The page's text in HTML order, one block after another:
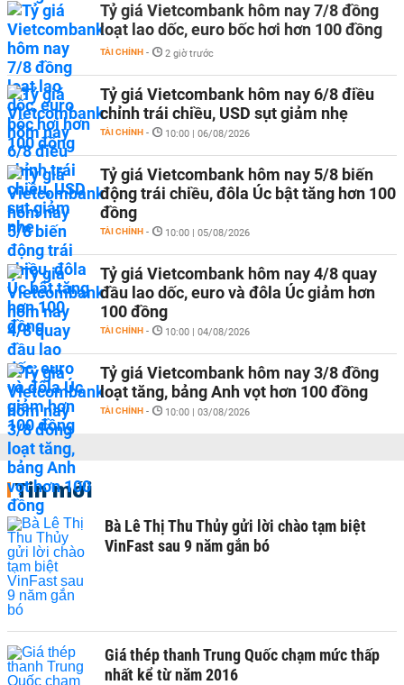
Tỷ giá Vietcombank hôm nay 7/8 đồng
loạt lao dốc, euro bốc hơi hơn 100 đồng
TÀI CHÍNH - 2 giờ trước
Tỷ giá Vietcombank hôm nay 6/8 điều
chỉnh trái chiều, USD sụt giảm nhẹ
TÀI CHÍNH - 10:00 | 06/08/2026
Tỷ giá Vietcombank hôm nay 5/8 biến
động trái chiều, đôla Úc bật tăng hơn 100
đồng
TÀI CHÍNH - 10:00 | 05/08/2026
Tỷ giá Vietcombank hôm nay 4/8 quay
đầu lao dốc, euro và đôla Úc giảm hơn
100 đồng
TÀI CHÍNH - 10:00 | 04/08/2026
Tỷ giá Vietcombank hôm nay 3/8 đồng
loạt tăng, bảng Anh vọt hơn 100 đồng
TÀI CHÍNH - 10:00 | 03/08/2026
Tin mới
Bà Lê Thị Thu Thủy gửi lời chào tạm biệt
VinFast sau 9 năm gắn bó
Giá thép thanh Trung Quốc chạm mức thấp
nhất kể từ năm 2016